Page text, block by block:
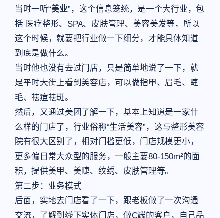
当时一听“美业”，这个信息笼统，是一个大行业，包
括 医疗整形、SPA、皮肤管理、美容美发等，所以
这个时候，就要把行业做一下细分，才能具体知道
到底是做什么。
当时他也没有去过门店，只是简单地说了一下，就
是平时大街上看到美容店，可以做指甲、眉毛、睫
毛、祛痘祛斑。
然后，又通过美团了解一下，基本上知道是一家什
么样的门店了，行业俗称“生活美容”，这与整形美容
院有很大区别了，相对门槛更低，门店规模更小，
更多偏日常大众型的服务，一般主要80-150m²的面
积，提供美甲、美睫、纹绣、皮肤管理等。
第二步：业务模式
后面，实地去门店看了一下，跟老板做了一次沟通
交流，了解到线下实体门店，做C端的客户，自己品